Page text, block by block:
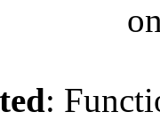
: